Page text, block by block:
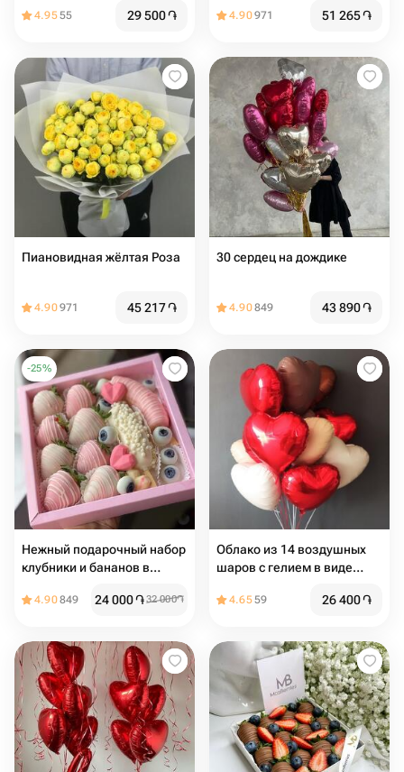
4.9555 29 500֏ 4.90971 51 265֏
Пиановидная жёлтая Роза
4.90971 45 217֏
30 сердец на дождике
4.90849 43 890֏
-25%
Нежный подарочный набор
клубники и бананов в
4.90849 24 000֏32 000֏
Облако из 14 воздушных
шаров с гелием в виде
4.6559 26 400֏